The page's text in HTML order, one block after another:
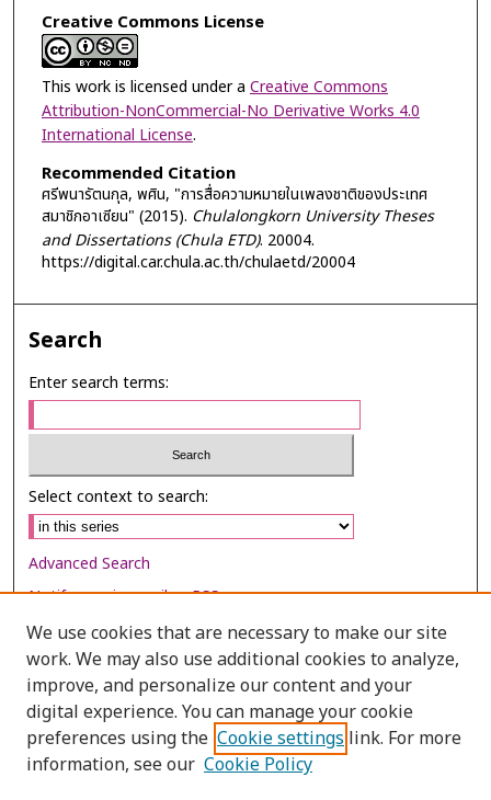
Creative Commons License
This work is licensed under a Creative Commons
Attribution-NonCommercial-No Derivative Works 4.0
International License.
Recommended Citation
ศรีพนารัตนกุล, พศิน, "การสื่อความหมายในเพลงชาติของประเทศ
สมาชิกอาเซียน" (2015). Chulalongkorn University Theses
and Dissertations (Chula ETD). 20004.
https://digital.car.chula.ac.th/chulaetd/20004
Search
Enter search terms:
Select context to search:
Advanced Search
Notify me via email orRSS
Browse
Collections
Disciplines
Authors
We use cookies that are necessary to make our site
work. We may also use additional cookies to analyze,
improve, and personalize our content and your
digital experience. You can manage your cookie
preferences using the Cookie settings link. For more
information, see our Cookie Policy